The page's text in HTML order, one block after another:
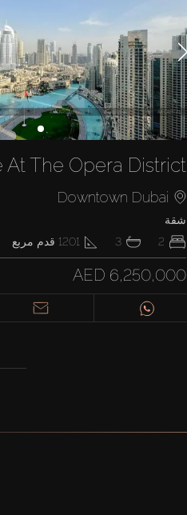
At The Opera District
Downtown Dubai
شقة
2
3
1201 قدم مربع
AED 6,250,000